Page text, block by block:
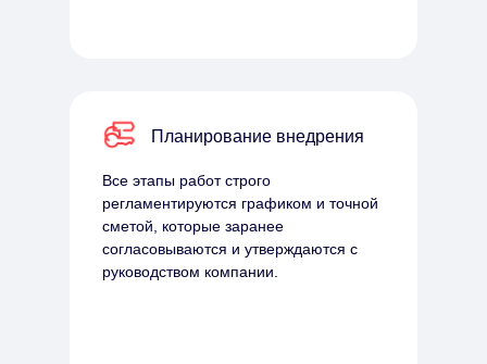
Планирование внедрения
Все этапы работ строго
регламентируются графиком и точной
сметой, которые заранее
согласовываются и утверждаются с
руководством компании.